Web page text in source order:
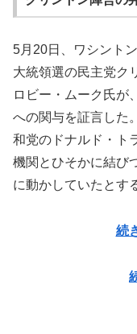
5月20日、ワシント
大統領選の民主党ク
ロビー・ムーク氏が
への関与を証言した
和党のドナルド・ト
機関とひそかに結び
に動かしていたとす
続